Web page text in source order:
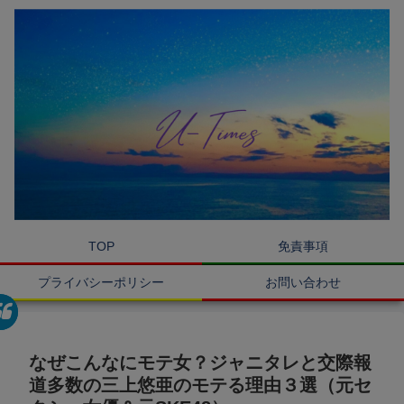
TOP 免責事項
プライバシーポリシー お問い合わせ
なぜこんなにモテ女？ジャニタレと交際報
道多数の三上悠亜のモテる理由３選（元セ